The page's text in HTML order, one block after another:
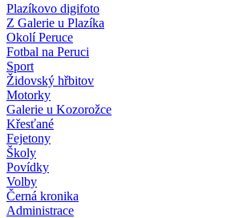
Plazíkovo digifoto
Z Galerie u Plazíka
Okolí Peruce
Fotbal na Peruci
Sport
Židovský hřbitov
Motorky
Galerie u Kozorožce
Křesťané
Fejetony
Školy
Povídky
Volby
Černá kronika
Administrace